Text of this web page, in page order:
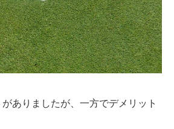
ありましたが、一方でデメリット